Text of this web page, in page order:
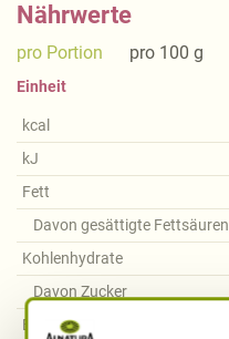
Nährwerte
pro Portion pro 100 g
Einheit
kcal
kJ
Fett
Davon gesättigte Fettsäuren
Kohlenhydrate
Davon Zucker
Ballaststoffe